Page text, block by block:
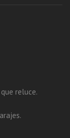
reluce.